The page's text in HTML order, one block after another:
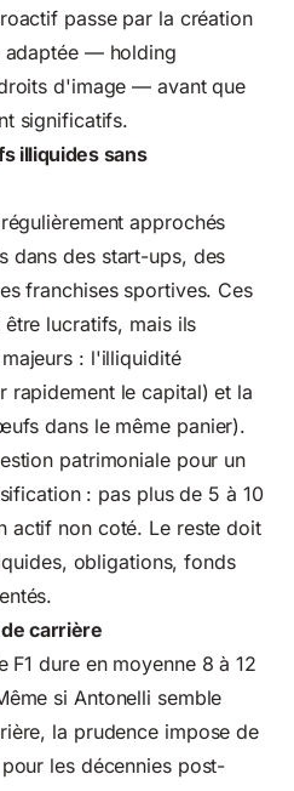
passe par la création
adaptée — holding
d'image — avant que
significatifs.
illiquides sans
approchés
dans des start-ups, des
franchises sportives. Ces
lucratifs, mais ils
: l'illiquidité
rapidement le capital) et la
dans le même panier).
patrimoniale pour un
: pas plus de 5 à 10
actif non coté. Le reste doit
obligations, fonds
carrière
dure en moyenne 8 à 12
si Antonelli semble
la prudence impose de
les décennies post-